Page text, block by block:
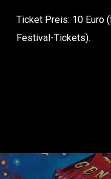
Ticket Preis: 10 Euro
Festival-Tickets).